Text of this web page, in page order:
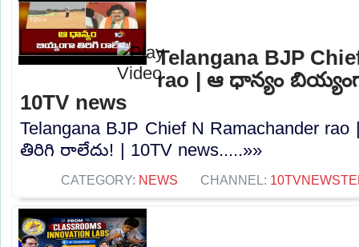
Telangana BJP
rao | ఆ ధాన్యం
10TV news
Telangana BJP Chief N Ramachander
తిరిగి రాలేదు! | 10TV news.....»»
CATEGORY: NEWS CHANNEL: